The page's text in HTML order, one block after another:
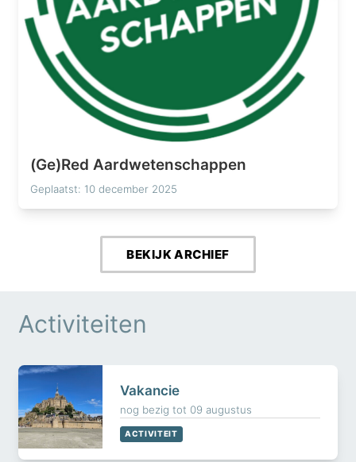
(Ge)Red Aardwetenschappen
Geplaatst: 10 december 2025
BEKIJK ARCHIEF
Activiteiten
Vakancie
nog bezig tot 09 augustus
ACTIVITEIT